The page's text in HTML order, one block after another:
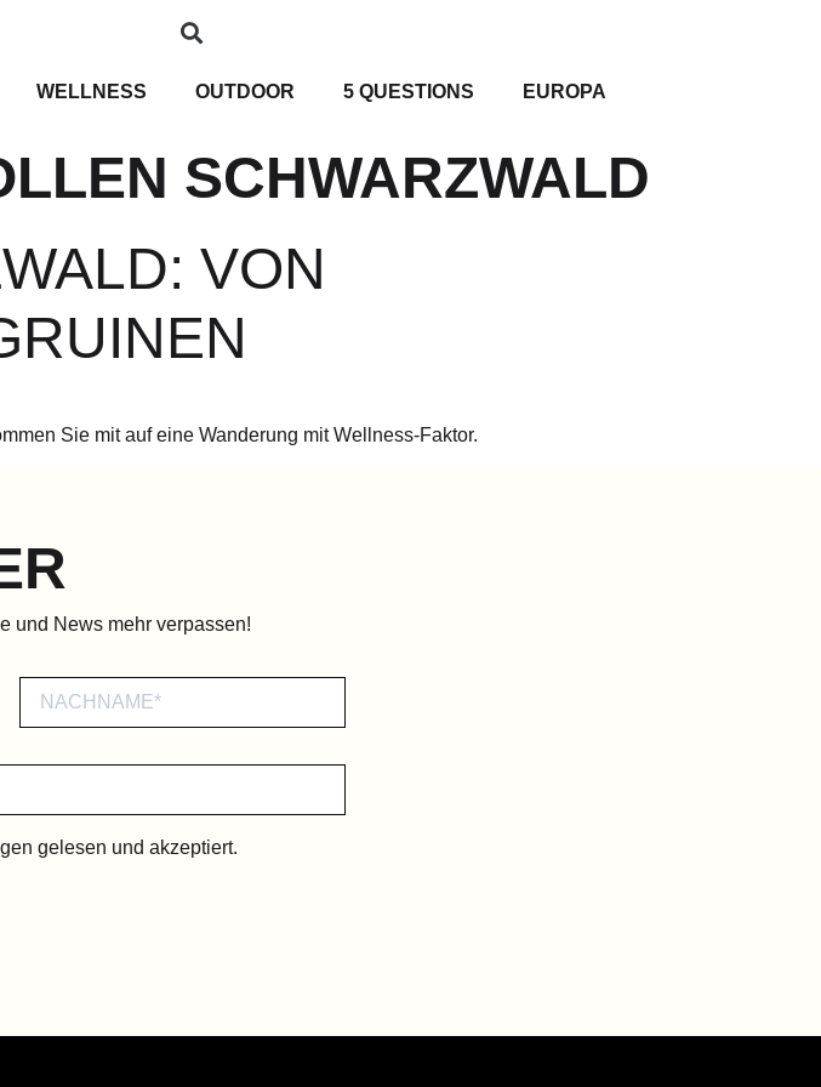
WELLNESS OUTDOOR 5 QUESTIONS EUROPA
SCHWARZWALD
VON
Sie mit auf eine Wanderung mit Wellness-Faktor.
und News mehr verpassen!
gelesen und akzeptiert.